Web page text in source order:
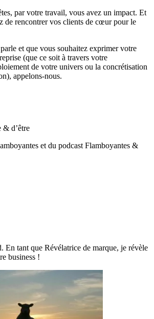
par votre travail, vous avez un impact. Et
de rencontrer vos clients de cœur pour le
et que vous souhaitez exprimer votre
(que ce soit à travers votre
de votre univers ou la concrétisation
appelons-nous.
& d’être
et du podcast Flamboyantes &
En tant que Révélatrice de marque, je révèle
business !